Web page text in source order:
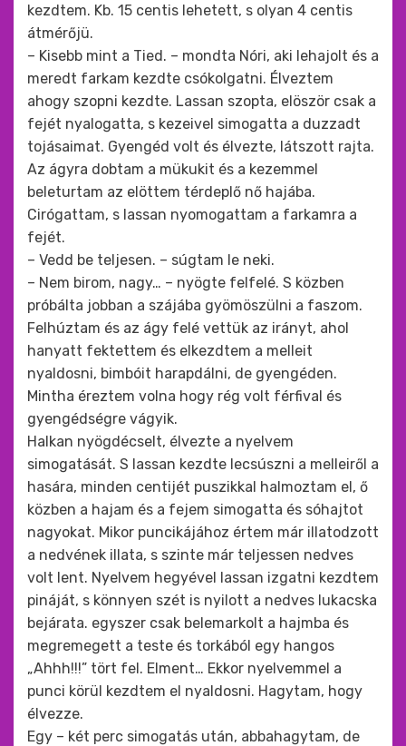
kezdtem. Kb. 15 centis lehetett, s olyan 4 centis
átmérőjü.
– Kisebb mint a Tied. – mondta Nóri, aki lehajolt és a
meredt farkam kezdte csókolgatni. Élveztem
ahogy szopni kezdte. Lassan szopta, elöször csak a
fejét nyalogatta, s kezeivel simogatta a duzzadt
tojásaimat. Gyengéd volt és élvezte, látszott rajta.
Az ágyra dobtam a mükukit és a kezemmel
beleturtam az elöttem térdeplő nő hajába.
Cirógattam, s lassan nyomogattam a farkamra a
fejét.
– Vedd be teljesen. – súgtam le neki.
– Nem birom, nagy… – nyögte felfelé. S közben
próbálta jobban a szájába gyömöszülni a faszom.
Felhúztam és az ágy felé vettük az irányt, ahol
hanyatt fektettem és elkezdtem a melleit
nyaldosni, bimbóit harapdálni, de gyengéden.
Mintha éreztem volna hogy rég volt férfival és
gyengédségre vágyik.
Halkan nyögdécselt, élvezte a nyelvem
simogatását. S lassan kezdte lecsúszni a melleiről a
hasára, minden centijét puszikkal halmoztam el, ő
közben a hajam és a fejem simogatta és sóhajtot
nagyokat. Mikor puncikájához értem már illatodzott
a nedvének illata, s szinte már teljessen nedves
volt lent. Nyelvem hegyével lassan izgatni kezdtem
pináját, s könnyen szét is nyilott a nedves lukacska
bejárata. egyszer csak belemarkolt a hajmba és
megremegett a teste és torkából egy hangos
„Ahhh!!!” tört fel. Elment… Ekkor nyelvemmel a
punci körül kezdtem el nyaldosni. Hagytam, hogy
élvezze.
Egy – két perc simogatás után, abbahagytam, de